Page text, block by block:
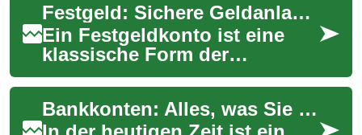
Festgeld: Sichere Geldanlage mit garantierten Zinsen
Ein Festgeldkonto ist eine
klassische Form der
Geldanlage, bei der Sie Ihr
Geld für einen festgelegten
Zeitraum zu ei...
Bankkonten: Alles, was Sie über Geldanlage und Finanzen wissen müssen